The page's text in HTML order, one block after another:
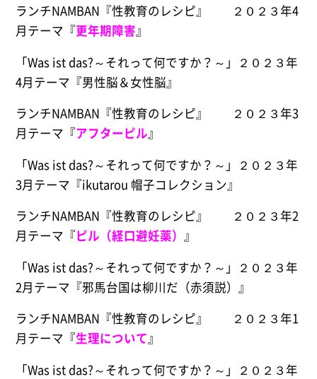
ランチNAMBAN『性教育のレシピ』 ２０２３年4
月テーマ『更年期障害』
「Was ist das?～それって何ですか？～」２０２３年
4月テーマ『男性脳＆女性脳』
ランチNAMBAN『性教育のレシピ』 ２０２３年3
月テーマ『アフターピル』
「Was ist das?～それって何ですか？～」２０２３年
3月テーマ『ikutarou 帽子コレクション』
ランチNAMBAN『性教育のレシピ』 ２０２３年2
月テーマ『ピル（経口避妊薬）』
「Was ist das?～それって何ですか？～」２０２３年
2月テーマ『邪馬台国は柳川だ（赤須説）』
ランチNAMBAN『性教育のレシピ』 ２０２３年1
月テーマ『生理について』
「Was ist das?～それって何ですか？～」２０２３年